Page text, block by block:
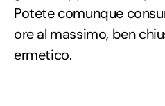
Potete comunque
ore al massimo, ben
ermetico.